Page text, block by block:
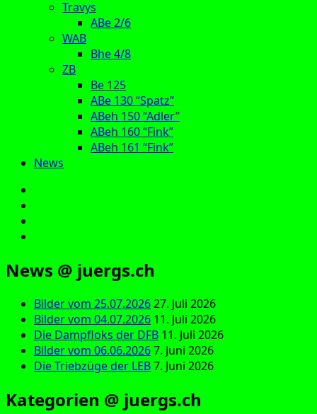
Travys
ABe 2/6
WAB
Bhe 4/8
ZB
Be 125
ABe 130 “Spatz”
ABeh 150 “Adler”
ABeh 160 “Fink”
ABeh 161 “Fink”
News
News @ juergs.ch
Bilder vom 25.07.202627. Juli 2026
Bilder vom 04.07.2026 11. Juli 2026
Die Dampfloks der DFB 11. Juli 2026
Bilder vom 06.06.20267. Juni 2026
Die Triebzüge der LEB7. Juni 2026
Kategorien @ juergs.ch